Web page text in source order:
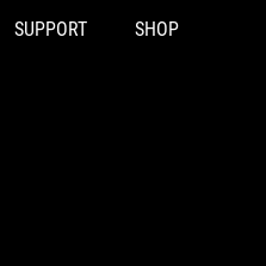
SUPPORT SHOP